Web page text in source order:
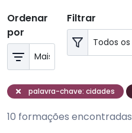
Ordenar
por
Filtrar
palavra-chave: cidades
10 formações encontradas